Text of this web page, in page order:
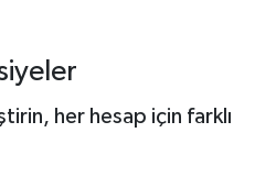
her hesap için farklı